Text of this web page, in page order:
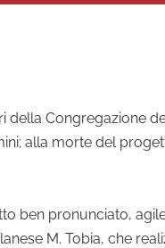
della Congregazione
alla morte del
ben pronunciato,
M. Tobia, che